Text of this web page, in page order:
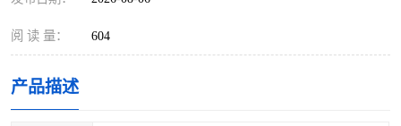
阅 读 量： 604
产品描述